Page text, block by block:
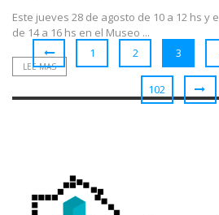
Este jueves 28 de agosto de 10 a 12 hs y
de 14 a 16 hs en el Museo ...
LEE MAS
1 2 3
102